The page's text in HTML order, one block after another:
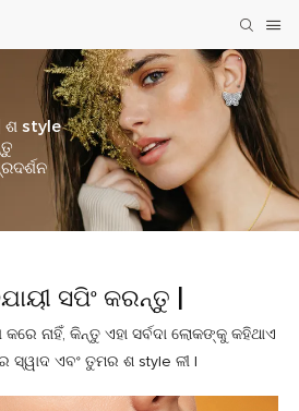
ଶ style
ସପିଂ କରନ୍ତୁ |
କରେ ନାହିଁ, କିନ୍ତୁ ଏହା ସର୍ବଦା ଲୋକଙ୍କୁ କହିଥାଏ
ସ୍ୱାଦ ଏବଂ ତୁମର ଶ style ଳୀ |